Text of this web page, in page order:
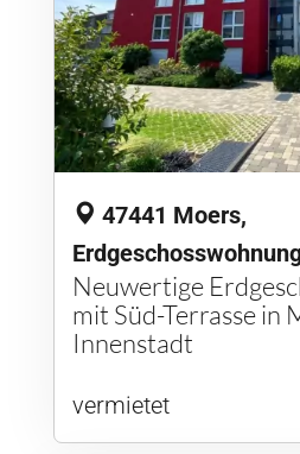
47441 Moers,
Neuwertige
mit Süd-Terrasse in
Innenstadt
vermietet